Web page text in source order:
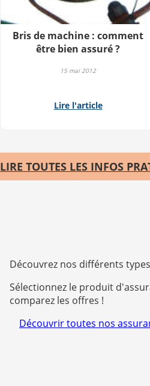
Bris de machine : comment
être bien assuré ?
15 mai 2012
Lire l'article
LIRE TOUTES LES INFOS
Découvrez nos différents
Sélectionnez le produit
comparez les offres !
Découvrir toutes nos